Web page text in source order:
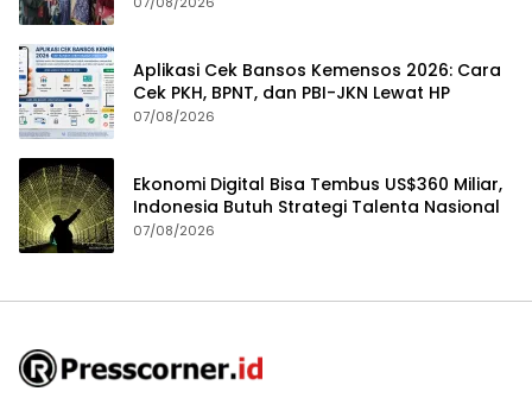
Aplikasi Cek Bansos Kemensos 2026: Cara
Cek PKH, BPNT, dan PBI-JKN Lewat HP
07/08/2026
Ekonomi Digital Bisa Tembus US$360 Miliar,
Indonesia Butuh Strategi Talenta Nasional
07/08/2026